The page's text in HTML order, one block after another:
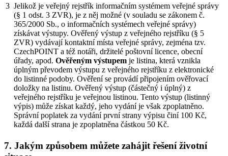
3 Jelikož je veřejný rejstřík informačním systémem veřejné správy
(§ 1 odst. 3 ZVR), je z něj možné (v souladu se zákonem č.
365/2000 Sb., o informačních systémech veřejné správy)
získávat výstupy. Ověřený výstup z veřejného rejstříku (§ 5
ZVR) vydávají kontaktní místa veřejné správy, zejména tzv.
CzechPOINT a též notáři, držitelé poštovní licence, obecní
úřady, apod. Ověřeným výstupem je listina, která vznikla
úplným převodem výstupu z veřejného rejstříku z elektronické
do listinné podoby. Ověření se provádí připojením ověřovací
doložky na listinu. Ověřený výstup (částečný i úplný) z
veřejného rejstříku je veřejnou listinou. Tento výstup (listinný
výpis) může získat každý, jeho vydání je však zpoplatněno.
Správní poplatek za vydání první strany výpisu činí 100 Kč,
každá další strana je zpoplatněna částkou 50 Kč.
7. Jakým způsobem můžete zahájit řešení životní